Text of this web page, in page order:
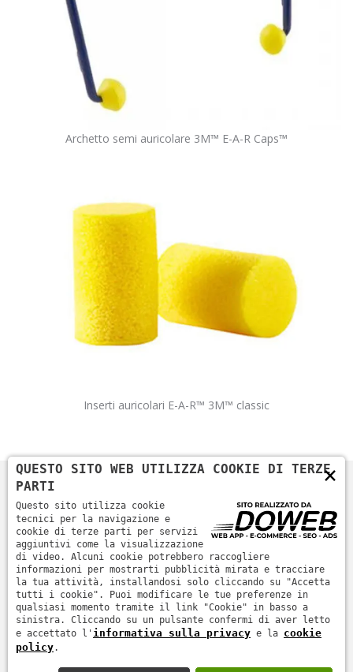
Archetto semi auricolare 3M™ E-A-R Caps™
Inserti auricolari E-A-R™ 3M™ classic
Home Azienda Prodotti News Contatti
Informativa sulla privacy
×
QUESTO SITO WEB UTILIZZA COOKIE DI TERZE
PARTI
Questo sito utilizza cookie
tecnici per la navigazione e
cookie di terze parti per servizi
aggiuntivi come la visualizzazione
di video. Alcuni cookie potrebbero raccogliere
informazioni per mostrarti pubblicità mirata e tracciare
la tua attività, installandosi solo cliccando su "Accetta
tutti i cookie". Puoi modificare le tue preferenze in
qualsiasi momento tramite il link "Cookie" in basso a
sinistra. Cliccando su un pulsante confermi di aver letto
e accettato l' informativa sulla privacy e la cookie
policy.